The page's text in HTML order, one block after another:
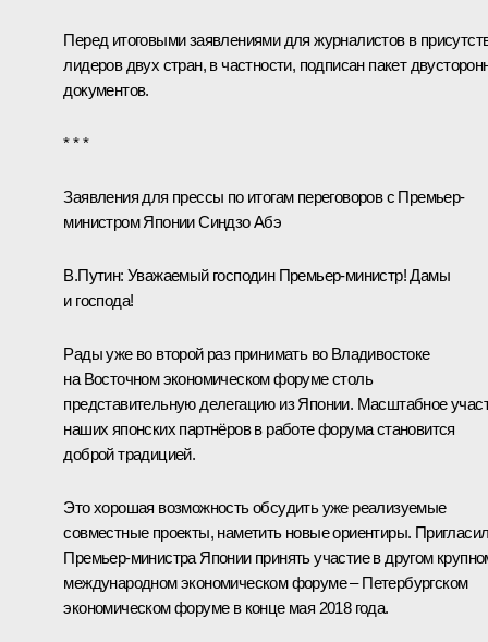
Перед итоговыми заявлениями для журналистов в
лидеров двух стран, в частности, подписан пакет
документов.
* * *
Заявления для прессы по итогам переговоров с Премьер-
министром Японии Синдзо Абэ
В.Путин: Уважаемый господин Премьер-министр! Дамы
и господа!
Рады уже во второй раз принимать во Владивостоке
на Восточном экономическом форуме столь
представительную делегацию из Японии. Масштабное
наших японских партнёров в работе форума становится
доброй традицией.
Это хорошая возможность обсудить уже реализуемые
совместные проекты, наметить новые ориентиры.
Премьер-министра Японии принять участие в другом
международном экономическом форуме – Петербургском
экономическом форуме в конце мая 2018 года.